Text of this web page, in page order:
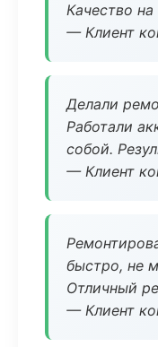
Качество
— Клиент
Делали
Работали
собой.
— Клиент
быстро, не
Отличный
— Клиент